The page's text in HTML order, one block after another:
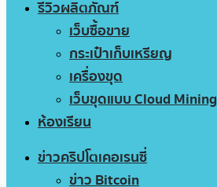
รีวิวผลิตภัณฑ์
เว็บซื้อขาย
กระเป๋าเก็บเหรียญ
เครื่องขุด
เว็บขุดแบบ Cloud Mining
ห้องเรียน
ข่าวคริปโตเคอเรนซี่
ข่าว Bitcoin